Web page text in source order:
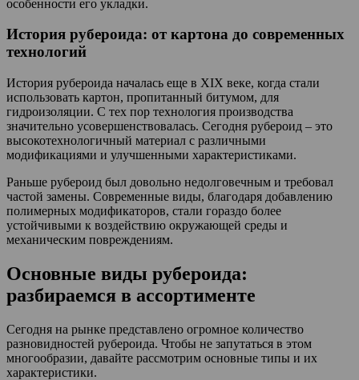
особенности его укладки.
История рубероида: от картона до современных
технологий
История рубероида началась еще в XIX веке, когда стали
использовать картон, пропитанный битумом, для
гидроизоляции. С тех пор технология производства
значительно усовершенствовалась. Сегодня рубероид – это
высокотехнологичный материал с различными
модификациями и улучшенными характеристиками.
Раньше рубероид был довольно недолговечным и требовал
частой замены. Современные виды, благодаря добавлению
полимерных модификаторов, стали гораздо более
устойчивыми к воздействию окружающей среды и
механическим повреждениям.
Основные виды рубероида:
разбираемся в ассортименте
Сегодня на рынке представлено огромное количество
разновидностей рубероида. Чтобы не запутаться в этом
многообразии, давайте рассмотрим основные типы и их
характеристики.